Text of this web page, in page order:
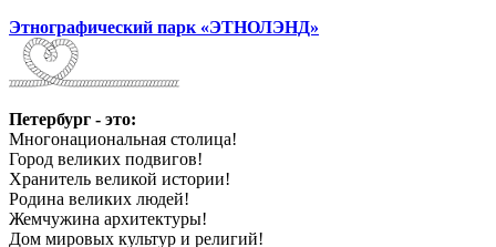
Этнографический парк «ЭТНОЛЭНД»
Петербург - это:
Многонациональная столица!
Город великих подвигов!
Хранитель великой истории!
Родина великих людей!
Жемчужина архитектуры!
Дом мировых культур и религий!